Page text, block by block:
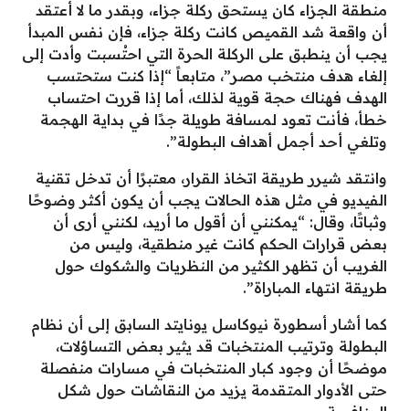
منطقة الجزاء كان يستحق ركلة جزاء، وبقدر ما لا أعتقد
أن واقعة شد القميص كانت ركلة جزاء، فإن نفس المبدأ
يجب أن ينطبق على الركلة الحرة التي احتُسبت وأدت إلى
إلغاء هدف منتخب مصر”، متابعاً “إذا كنت ستحتسب
الهدف فهناك حجة قوية لذلك، أما إذا قررت احتساب
خطأ، فأنت تعود لمسافة طويلة جدًا في بداية الهجمة
وتلغي أحد أجمل أهداف البطولة”.
وانتقد شيرر طريقة اتخاذ القرار، معتبرًا أن تدخل تقنية
الفيديو في مثل هذه الحالات يجب أن يكون أكثر وضوحًا
وثباتًا، وقال: “يمكنني أن أقول ما أريد، لكنني أرى أن
بعض قرارات الحكم كانت غير منطقية، وليس من
الغريب أن تظهر الكثير من النظريات والشكوك حول
طريقة انتهاء المباراة”.
كما أشار أسطورة نيوكاسل يونايتد السابق إلى أن نظام
البطولة وترتيب المنتخبات قد يثير بعض التساؤلات،
موضحًا أن وجود كبار المنتخبات في مسارات منفصلة
حتى الأدوار المتقدمة يزيد من النقاشات حول شكل